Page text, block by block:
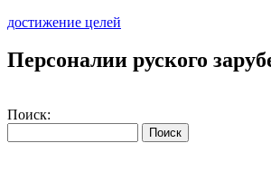
достижение целей
Персоналии руского
Поиск: